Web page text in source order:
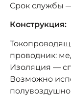
Срок службы
Конструкция:
проводник:
Изоляция —
Возможно